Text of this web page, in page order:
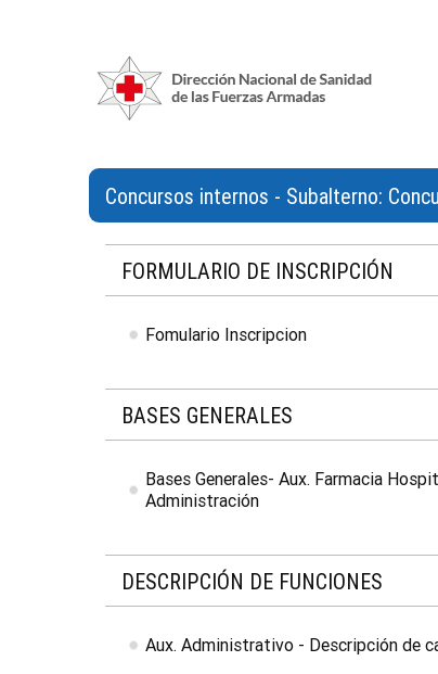
Concursos internos - Subalterno:
FORMULARIO DE INSCRIPCIÓN
Fomulario Inscripcion
BASES GENERALES
Bases Generales- Aux. Farmacia
Administración
DESCRIPCIÓN DE FUNCIONES
Aux. Administrativo - Descripción de